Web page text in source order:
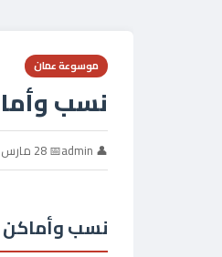
موسوعة عمان
نسب
👤 admin 📅 28 مارس 2025
نسب وأماكن